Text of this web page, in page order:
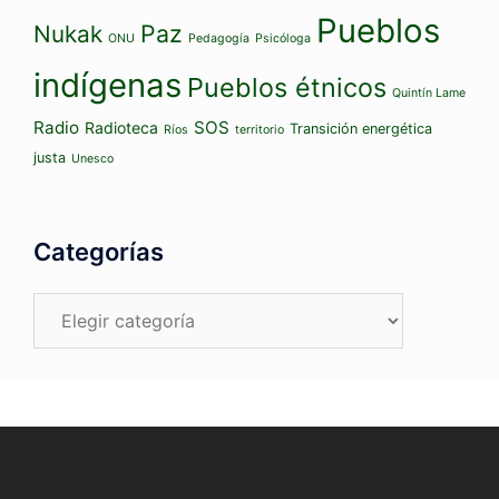
Nukak ONU Paz Pedagogía Psicóloga Pueblos
indígenas Pueblos étnicos Quintín Lame
Radio Radioteca Ríos SOS territorio Transición energética
justa Unesco
Categorías